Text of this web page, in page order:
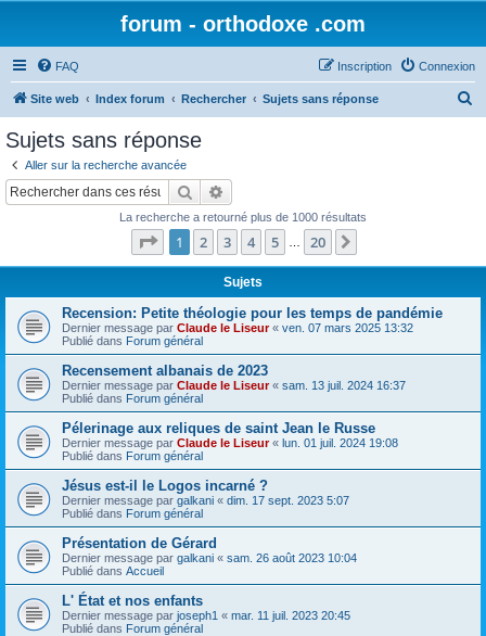
forum - orthodoxe .com
FAQ Connexion
Inscription
Site web Index forum Rechercher Sujets sans réponse
Sujets sans réponse
Aller sur la recherche avancée
Rechercher
La recherche a retourné plus de 1000 résultats
Page 1sur20
1 2 3 4 5 20
Sujets
Recension: Petite théologie pour les temps de pandémie
Dernier message par Claude le Liseur« ven. 07 mars 2025 13:32
Publié dans Forum général
Recensement albanais de 2023
Dernier message par Claude le Liseur« sam. 13 juil. 2024 16:37
Publié dans Forum général
Pélerinage aux reliques de saint Jean le Russe
Dernier message par Claude le Liseur« lun. 01 juil. 2024 19:08
Publié dans Forum général
Jésus est-il le Logos incarné ?
Dernier message par galkani « dim. 17 sept. 2023 5:07
Publié dans Forum général
Présentation de Gérard
Dernier message par galkani « sam. 26 août 2023 10:04
Publié dans Accueil
L' État et nos enfants
Dernier message par joseph1 « mar. 11 juil. 2023 20:45
Publié dans Forum général